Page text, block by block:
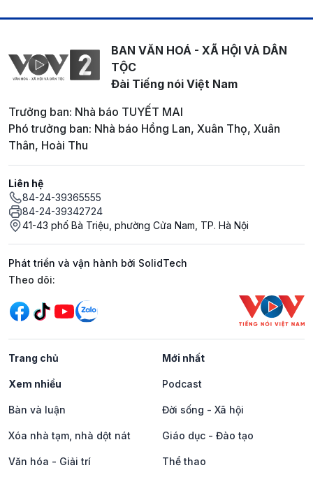
BAN VĂN HOÁ - XÃ HỘI VÀ DÂN
TỘC
Đài Tiếng nói Việt Nam
Trưởng ban: Nhà báo TUYẾT MAI
Phó trưởng ban: Nhà báo Hồng Lan, Xuân Thọ, Xuân
Thân, Hoài Thu
Liên hệ
84-24-39365555
84-24-39342724
41-43 phố Bà Triệu, phường Cửa Nam, TP. Hà Nội
Phát triển và vận hành bởi SolidTech
Mạng xã hội
Theo dõi:
Trang chủ Mới nhất
Xem nhiều Podcast
Bàn và luận Đời sống - Xã hội
Xóa nhà tạm, nhà dột nát Giáo dục - Đào tạo
Văn hóa - Giải trí Thể thao